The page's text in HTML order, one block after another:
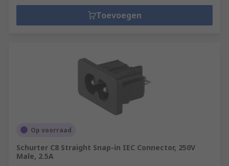
Toevoegen
Op voorraad
Schurter C8 Straight Snap-in IEC Connector, 250V
Male, 2.5A